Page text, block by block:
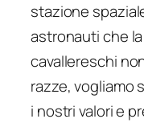
stazione
astronauti che
cavallereschi
razze, vogliamo
i nostri valori e